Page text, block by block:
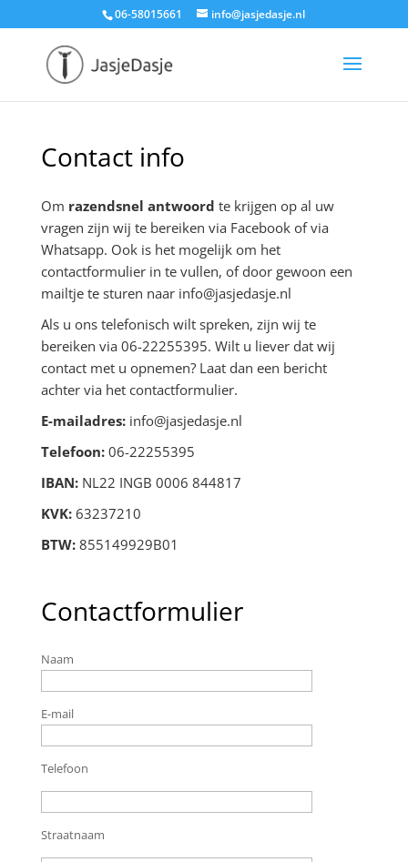
06-58015661 info@jasjedasje.nl
Contact info
Om razendsnel antwoord te krijgen op al uw
vragen zijn wij te bereiken via Facebook of via
Whatsapp. Ook is het mogelijk om het
contactformulier in te vullen, of door gewoon een
mailtje te sturen naar info@jasjedasje.nl
Als u ons telefonisch wilt spreken, zijn wij te
bereiken via 06-22255395. Wilt u liever dat wij
contact met u opnemen? Laat dan een bericht
achter via het contactformulier.
E-mailadres:info@jasjedasje.nl
Telefoon:06-22255395
IBAN:NL22 INGB 0006 844817
KVK:63237210
BTW:855149929B01
Contactformulier
Naam
E-mail
Telefoon
Straatnaam